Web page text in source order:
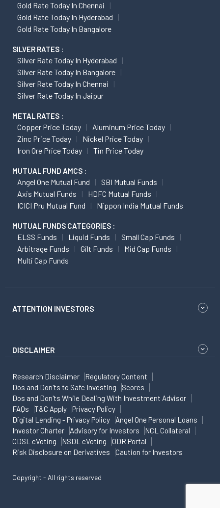
Gold Rate Today In Chennai
Gold Rate Today In Hyderabad
Gold Rate Today In Bangalore
SILVER RATES :
Silver Rate Today In Hyderabad
Silver Rate Today In Bangalore
Silver Rate Today In Chennai
Silver Rate Today In Jaipur
METAL RATES :
Copper Price Today
Aluminum Price Today
Zinc Price Today
Nickel Price Today
Iron Ore Price Today
Tin Price Today
MUTUAL FUND AMCS :
Angel One Mutual Fund
SBI Mutual Funds
Axis Mutual Funds
HDFC Mutual Funds
ICICI Pru Mutual Fund
Nippon India Mutual Funds
MUTUAL FUNDS CATEGORIES :
ELSS Funds Liquid Funds
Small Cap Funds
Arbitrage Funds
Gilt Funds
Mid Cap Funds
Multi Cap Funds
ATTENTION INVESTORS
DISCLAIMER
Research Disclaimer
Regulatory Content
Dos and Don'ts to Safe Investing
Scores
Dos and Don'ts While Dealing With Investment Advisor
FAQs
T&C Apply
Privacy Policy
Digital Lending - Privacy Policy
Angel One Personal Loans
Investor Charter
Advisory for Investors
NCL Collateral
CDSL eVoting
NSDL eVoting
ODR Portal
Risk Disclosure on Derivatives
Caution for Investors
Copyright - All rights reserved